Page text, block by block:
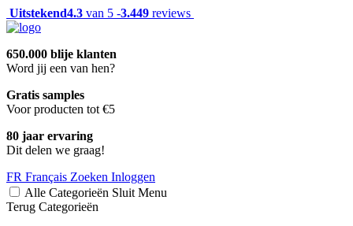
Uitstekend4.3 van 5 -3.449 reviews
650.000 blije klanten
Word jij een van hen?
Gratis samples
Voor producten tot €5
80 jaar ervaring
Dit delen we graag!
FR Français Zoeken Inloggen
Alle Categorieën Sluit Menu
Terug Categorieën